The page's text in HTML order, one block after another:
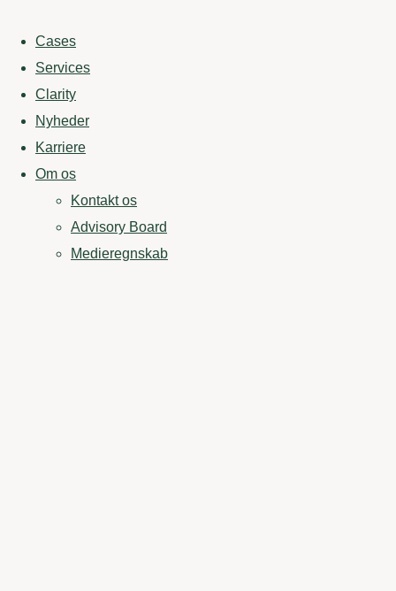
Cases
Services
Clarity
Nyheder
Karriere
Om os
Kontakt os
Advisory Board
Medieregnskab